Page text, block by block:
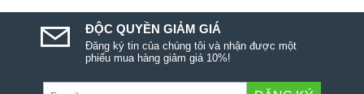
ĐỘC QUYỀN GIẢM GIÁ
Đăng ký tin của chúng tôi và nhận được một
phiếu mua hàng giảm giá 10%!